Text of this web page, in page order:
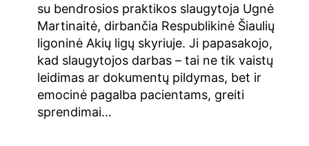
su bendrosios praktikos slaugytoja Ugnė
Martinaitė, dirbančia Respublikinė Šiaulių
ligoninė Akių ligų skyriuje. Ji papasakojo,
kad slaugytojos darbas – tai ne tik vaistų
leidimas ar dokumentų pildymas, bet ir
emocinė pagalba pacientams, greiti
sprendimai…